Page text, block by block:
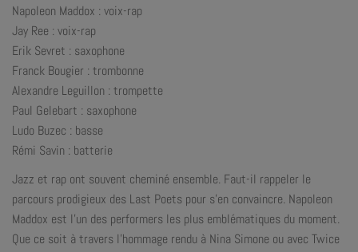
Napoleon Maddox : voix-rap
Jay Ree : voix-rap
Erik Sevret : saxophone
Franck Bougier : trombonne
Alexandre Leguillon : trompette
Paul Gelebart : saxophone
Ludo Buzec : basse
Rémi Savin : batterie
Jazz et rap ont souvent cheminé ensemble. Faut-il rappeler le
parcours prodigieux des Last Poets pour s’en convaincre. Napoleon
Maddox est l’un des performers les plus emblématiques du moment.
Que ce soit à travers l’hommage rendu à Nina Simone ou avec Twice